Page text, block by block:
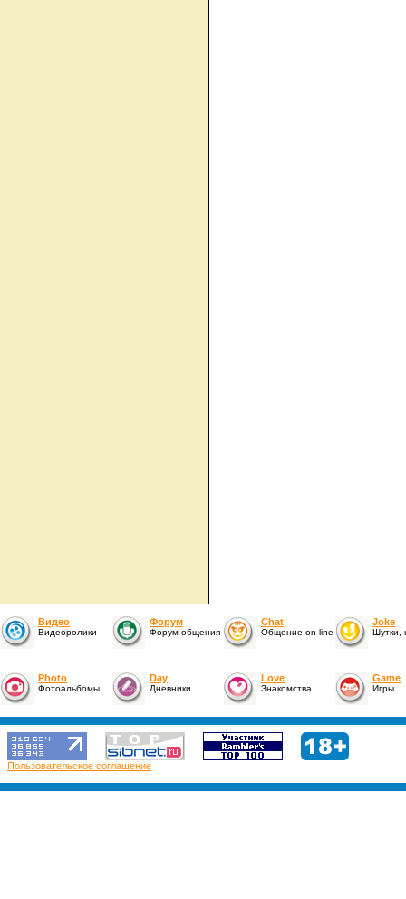
Видео
Видеоролики
Форум
Форум общения
Chat
Общение on-line
Joke
Шутки,
Photo
Фотоальбомы
Day
Дневники
Love
Знакомства
Game
Игры
Пользовательское соглашение